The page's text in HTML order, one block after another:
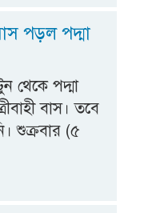
পড়ল পদ্মা
থেকে পদ্মা
বাস। তবে
শুক্রবার (৫